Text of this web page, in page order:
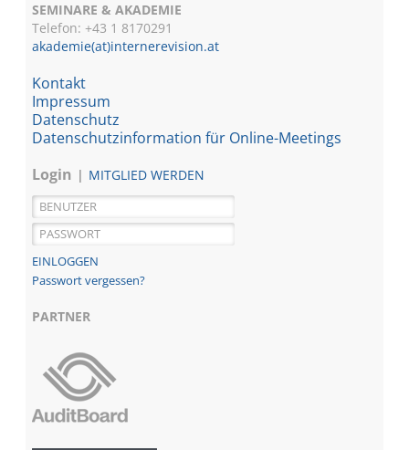
SEMINARE & AKADEMIE
Telefon: +43 18170291
akademie(at)internerevision.at
Kontakt
Impressum
Datenschutz
Datenschutzinformation für Online-Meetings
Login
MITGLIED WERDEN
Passwort vergessen?
PARTNER